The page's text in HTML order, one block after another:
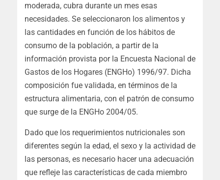
moderada, cubra durante un mes esas
necesidades. Se seleccionaron los alimentos y
las cantidades en función de los hábitos de
consumo de la población, a partir de la
información provista por la Encuesta Nacional de
Gastos de los Hogares (ENGHo) 1996/97. Dicha
composición fue validada, en términos de la
estructura alimentaria, con el patrón de consumo
que surge de la ENGHo 2004/05.
Dado que los requerimientos nutricionales son
diferentes según la edad, el sexo y la actividad de
las personas, es necesario hacer una adecuación
que refleje las características de cada miembro